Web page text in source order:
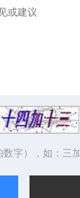
字），如：三